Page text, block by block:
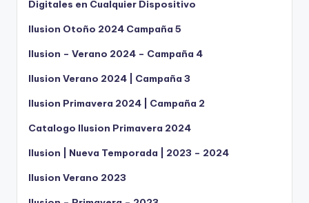
Digitales en Cualquier Dispositivo
Ilusion Otoño 2024 Campaña 5
Ilusion – Verano 2024 – Campaña 4
Ilusion Verano 2024 | Campaña 3
Ilusion Primavera 2024 | Campaña 2
Catalogo Ilusion Primavera 2024
Ilusion | Nueva Temporada | 2023 – 2024
Ilusion Verano 2023